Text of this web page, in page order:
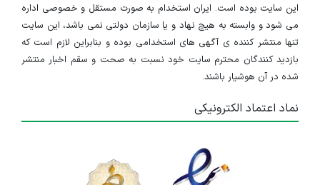
این سایت بوده است. ایران استخدام به صورت مستقل و خصوصی اداره
می شود و وابسته به هیچ نهاد و یا سازمان دولتی نمی باشد، این سایت
تنها منتشر کننده ی آگهی های استخدامی بوده و بنابراین لازم است که
بازدید کنندگان محترم سایت خود نسبت به صحت و سقم اخبار منتشر
شده در آن هوشیار باشند.
نماد اعتماد الکترونیکی